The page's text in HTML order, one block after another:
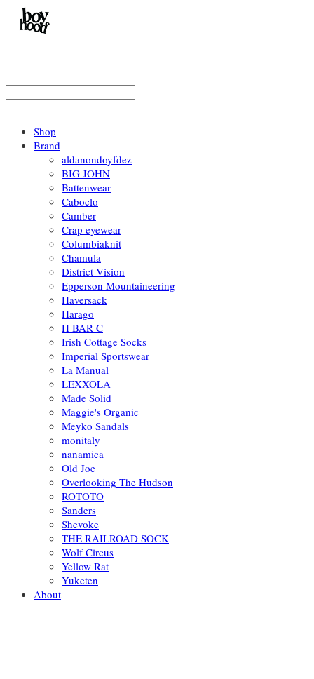
Shop
Brand
aldanondoyfdez
BIG JOHN
Battenwear
Caboclo
Camber
Crap eyewear
Columbiaknit
Chamula
District Vision
Epperson Mountaineering
Haversack
Harago
H BAR C
Irish Cottage Socks
Imperial Sportswear
La Manual
LEXXOLA
Made Solid
Maggie's Organic
Meyko Sandals
monitaly
nanamica
Old Joe
Overlooking The Hudson
ROTOTO
Sanders
Shevoke
THE RAILROAD SOCK
Wolf Circus
Yellow Rat
Yuketen
About